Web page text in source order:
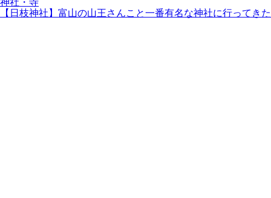
神社・寺
【日枝神社】富山の山王さんこと一番有名な神社に行ってきた